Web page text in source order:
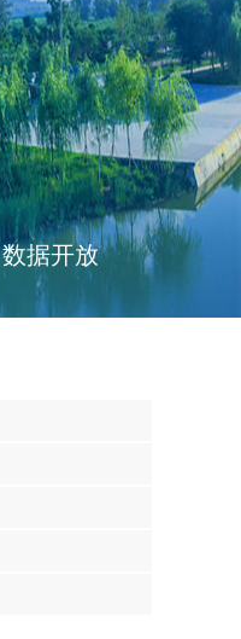
数据开放